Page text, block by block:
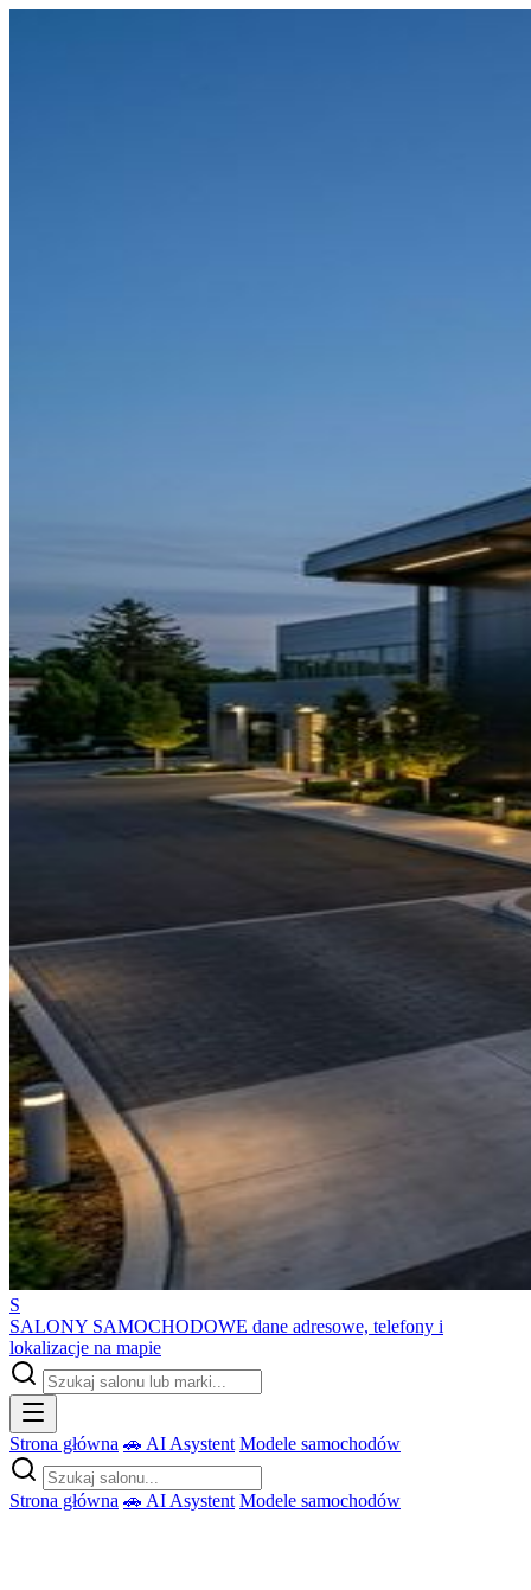
S
SALONY SAMOCHODOWE dane adresowe, telefony i
lokalizacje na mapie
Strona główna 🚗 AI Asystent Modele samochodów
Strona główna 🚗 AI Asystent Modele samochodów